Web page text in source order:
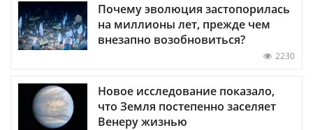
Почему эволюция застопорилась
на миллионы лет, прежде чем
внезапно возобновиться?
2230
Новое исследование показало,
что Земля постепенно заселяет
Венеру жизнью